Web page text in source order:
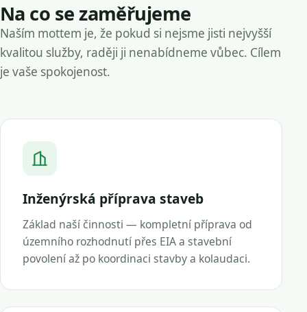
Na co se zaměřujeme
Naším mottem je, že pokud si nejsme jisti nejvyšší
kvalitou služby, raději ji nenabídneme vůbec. Cílem
je vaše spokojenost.
Inženýrská příprava staveb
Základ naší činnosti — kompletní příprava od
územního rozhodnutí přes EIA a stavební
povolení až po koordinaci stavby a kolaudaci.